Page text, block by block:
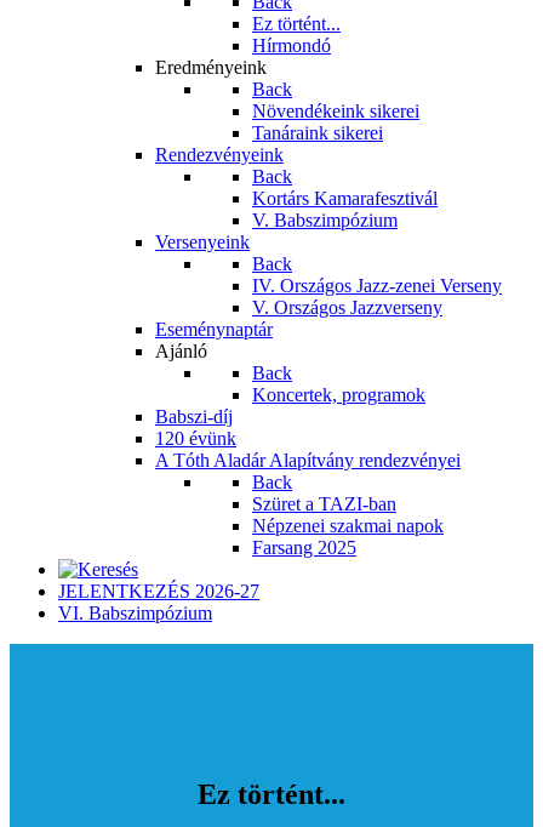
Ez történt...
Hírmondó
Eredményeink
Back
Növendékeink sikerei
Tanáraink sikerei
Rendezvényeink
Back
Kortárs Kamarafesztivál
V. Babszimpózium
Versenyeink
Back
IV. Országos Jazz-zenei Verseny
V. Országos Jazzverseny
Eseménynaptár
Ajánló
Back
Koncertek, programok
Babszi-díj
120 évünk
A Tóth Aladár Alapítvány rendezvényei
Back
Szüret a TAZI-ban
Népzenei szakmai napok
Farsang 2025
JELENTKEZÉS 2026-27
VI. Babszimpózium
Ez történt...